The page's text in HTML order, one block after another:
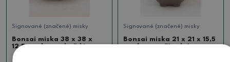
Signované (značené) misky
Bonsai miska 38 x 38 x
12,5 cm, barva hnědá
SKU:
Signované (značené) misky
Bonsai miska 21 x 21 x 15,5
cm, barva přírodní